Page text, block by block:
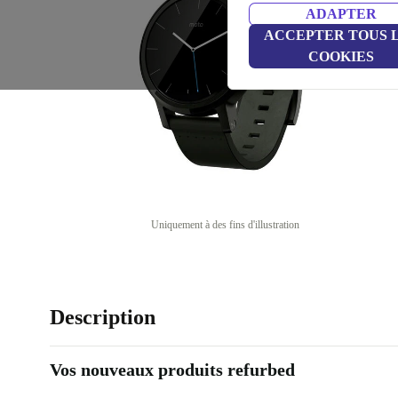
ADAPTER
ACCEPTER TOUS
COOKIES
Uniquement à des fins d'illustration
Description
Vos nouveaux produits refurbed